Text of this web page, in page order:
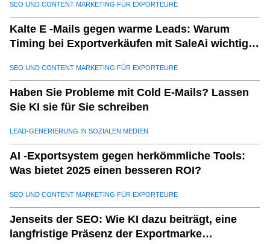
SEO UND CONTENT MARKETING FÜR EXPORTEURE
Kalte E -Mails gegen warme Leads: Warum
Timing bei Exportverkäufen mit SaleAi wichtig
SEO UND CONTENT MARKETING FÜR EXPORTEURE
Haben Sie Probleme mit Cold E-Mails? Lassen
Sie KI sie für Sie schreiben
LEAD-GENERIERUNG IN SOZIALEN MEDIEN
AI -Exportsystem gegen herkömmliche Tools:
Was bietet 2025 einen besseren ROI?
SEO UND CONTENT MARKETING FÜR EXPORTEURE
Jenseits der SEO: Wie KI dazu beiträgt, eine
langfristige Präsenz der Exportmarke